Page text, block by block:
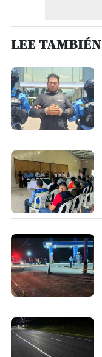
LEE TAMBIÉN